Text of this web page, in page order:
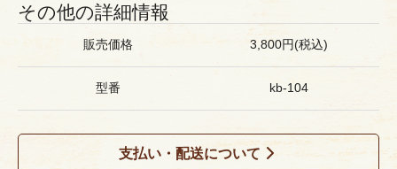
その他の詳細情報
販売価格 3,800円(税込)
型番 kb-104
支払い・配送について